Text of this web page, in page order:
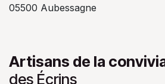
05500 Aubessagne
Artisans de la
des Écrins